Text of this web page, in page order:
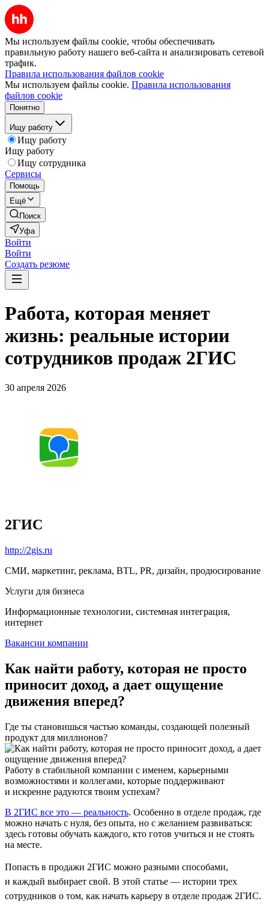
Мы используем файлы cookie, чтобы обеспечивать
правильную работу нашего веб-сайта и анализировать сетевой
трафик.
Правила использования файлов cookie
Мы используем файлы cookie. Правила использования
файлов cookie
Понятно
Ищу работу
Ищу работу
Ищу работу
Ищу сотрудника
Сервисы
Помощь
Ещё
Поиск
Уфа
Войти
Войти
Создать резюме
Работа, которая меняет
жизнь: реальные истории
сотрудников продаж 2ГИС
30 апреля 2026
2ГИС
http://2gis.ru
СМИ, маркетинг, реклама, BTL, PR, дизайн, продюсирование
Услуги для бизнеса
Информационные технологии, системная интеграция,
интернет
Вакансии компании
Как найти работу, которая не просто
приносит доход, а дает ощущение
движения вперед?
Где ты становишься частью команды, создающей полезный
продукт для миллионов?
Работу в стабильной компании с именем, карьерными
возможностями и коллегами, которые поддерживают
и искренне радуются твоим успехам?
В 2ГИС все это — реальность. Особенно в отделе продаж, где
можно начать с нуля, без опыта, но с желанием развиваться:
здесь готовы обучать каждого, кто готов учиться и не стоять
на месте.
Попасть в продажи 2ГИС можно разными способами,
и каждый выбирает свой. В этой статье — истории трех
сотрудников о том, как начать карьеру в отделе продаж 2ГИС.